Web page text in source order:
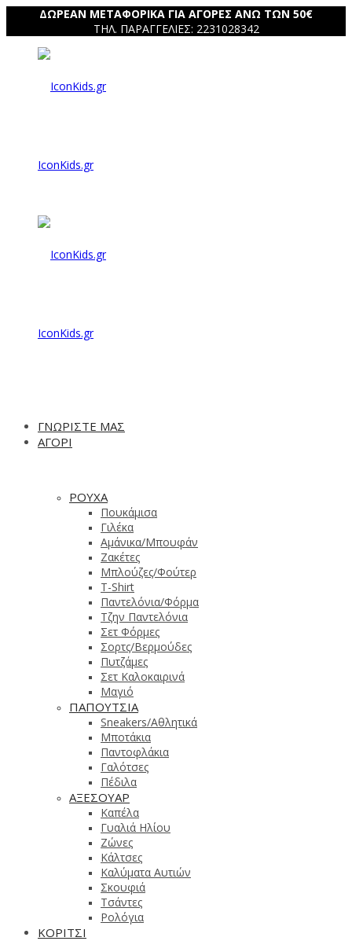
ΔΩΡΕΑΝ ΜΕΤΑΦΟΡΙΚΑ ΓΙΑ ΑΓΟΡΕΣ ΑΝΩ ΤΩΝ 50€
ΤΗΛ. ΠΑΡΑΓΓΕΛΙΕΣ: 2231028342
IconKids.gr
IconKids.gr
ΓΝΩΡΙΣΤΕ ΜΑΣ
ΑΓΟΡΙ
ΡΟΥΧΑ
Πουκάμισα
Γιλέκα
Αμάνικα/Μπουφάν
Ζακέτες
Μπλούζες/Φούτερ
T-Shirt
Παντελόνια/Φόρμα
Τζην Παντελόνια
Σετ Φόρμες
Σορτς/Βερμούδες
Πυτζάμες
Σετ Καλοκαιρινά
Μαγιό
ΠΑΠΟΥΤΣΙΑ
Sneakers/Aθλητικά
Μποτάκια
Παντοφλάκια
Γαλότσες
Πέδιλα
ΑΞΕΣΟΥΑΡ
Καπέλα
Γυαλιά Ηλίου
Ζώνες
Κάλτσες
Καλύματα Αυτιών
Σκουφιά
Τσάντες
Ρολόγια
ΚΟΡΙΤΣΙ